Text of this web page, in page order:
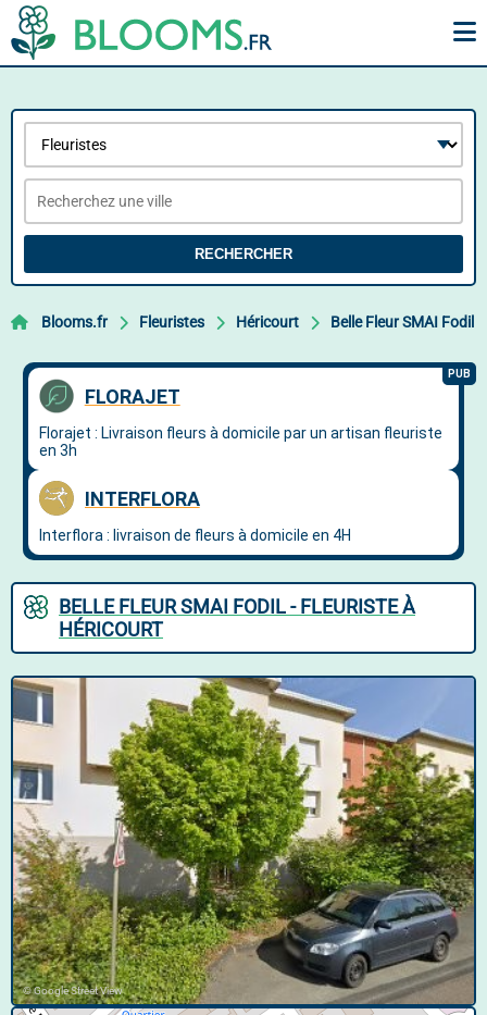
RECHERCHER
Blooms.fr Fleuristes Héricourt Belle Fleur SMAI Fodil
BELLE FLEUR SMAI FODIL - FLEURISTE À
HÉRICOURT
© Google Street View